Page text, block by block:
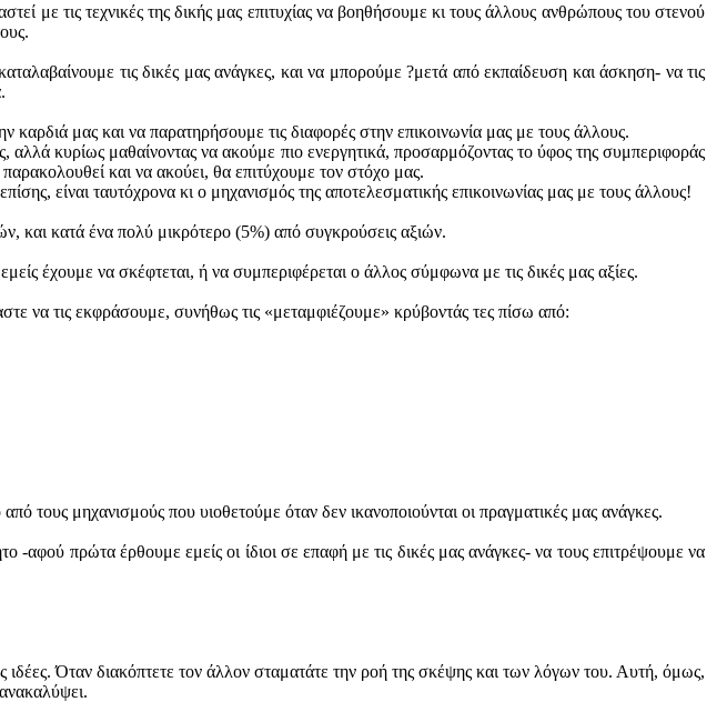
με τις τεχνικές της δικής μας επιτυχίας να βοηθήσουμε κι τους άλλους ανθρώπους του στενού
τις δικές μας ανάγκες, και να μπορούμε ?μετά από εκπαίδευση και άσκηση- να τις
μας και να παρατηρήσουμε τις διαφορές στην επικοινωνία μας με τους άλλους.
κυρίως μαθαίνοντας να ακούμε πιο ενεργητικά, προσαρμόζοντας το ύφος της συμπεριφοράς
και να ακούει, θα επιτύχουμε τον στόχο μας.
είναι ταυτόχρονα κι ο μηχανισμός της αποτελεσματικής επικοινωνίας μας με τους άλλους!
και κατά ένα πολύ μικρότερο (5%) από συγκρούσεις αξιών.
έχουμε να σκέφτεται, ή να συμπεριφέρεται ο άλλος σύμφωνα με τις δικές μας αξίες.
να τις εκφράσουμε, συνήθως τις «μεταμφιέζουμε» κρύβοντάς τες πίσω από:
τους μηχανισμούς που υιοθετούμε όταν δεν ικανοποιούνται οι πραγματικές μας ανάγκες.
-αφού πρώτα έρθουμε εμείς οι ίδιοι σε επαφή με τις δικές μας ανάγκες- να τους επιτρέψουμε να
Όταν διακόπτετε τον άλλον σταματάτε την ροή της σκέψης και των λόγων του. Αυτή, όμως,